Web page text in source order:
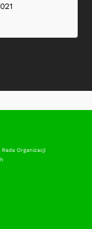
Organizacji